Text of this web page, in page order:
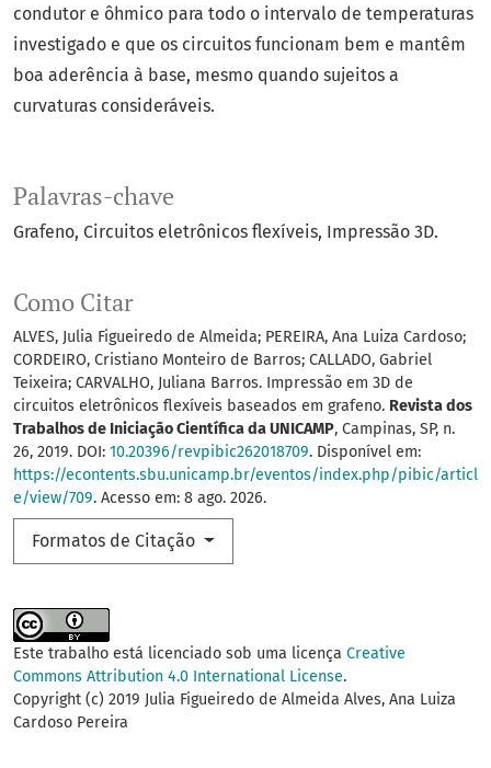
Palavras-chave
Grafeno Circuitos eletrônicos flexíveis Impressão 3D.
Como Citar
ALVES, Julia Figueiredo de Almeida; PEREIRA, Ana Luiza Cardoso;
CORDEIRO, Cristiano Monteiro de Barros; CALLADO, Gabriel
Teixeira; CARVALHO, Juliana Barros. Impressão em 3D de
circuitos eletrônicos flexíveis baseados em grafeno. Revista dos
Trabalhos de Iniciação Científica da UNICAMP, Campinas, SP, n.
26, 2019. DOI: 10.20396/revpibic262018709. Disponível em:
https://econtents.sbu.unicamp.br/eventos/index.php/pibic/articl
e/view/709. Acesso em: 8 ago. 2026.
Formatos de Citação
condutor e ôhmico para todo o intervalo de temperaturas
investigado e que os circuitos funcionam bem e mantêm
boa aderência à base, mesmo quando sujeitos a
curvaturas consideráveis.
Este trabalho está licenciado sob uma licença Creative
Commons Attribution 4.0 International License.
Copyright (c) 2019 Julia Figueiredo de Almeida Alves, Ana Luiza
Cardoso Pereira